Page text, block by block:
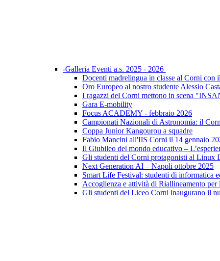
-Galleria Eventi a.s. 2025 - 2026
Docenti madrelingua in classe al Corni
Oro Europeo al nostro studente Alessio
I ragazzi del Corni mettono in scena
Gara E-mobility
Focus ACADEMY - febbraio 2026
Campionati Nazionali di Astronomia: il
Coppa Junior Kangourou a squadre
Fabio Mancini all'IIS Corni il 14 gennaio
Il Giubileo del mondo educativo –
Gli studenti del Corni protagonisti al Linux
Next Generation AI – Napoli ottobre 2025
Smart Life Festival: studenti di informatica
Accoglienza e attività di Riallineamento per
Gli studenti del Liceo Corni inaugurano il